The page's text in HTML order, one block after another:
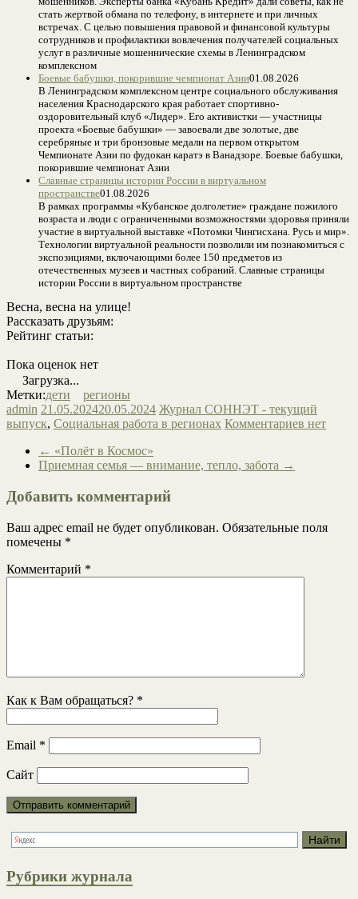
стать жертвой обмана по телефону, в интернете и при личных
встречах. С целью повышения правовой и финансовой культуры
сотрудников и профилактики вовлечения получателей социальных
услуг в различные мошеннические схемы в Ленинградском
комплексном
Боевые бабушки, покорившие чемпионат Азии01.08.2026
В Ленинградском комплексном центре социального обслуживания
населения Краснодарского края работает спортивно-
оздоровительный клуб «Лидер». Его активистки — участницы
проекта «Боевые бабушки» — завоевали две золотые, две
серебряные и три бронзовые медали на первом открытом
Чемпионате Азии по фудокан каратэ в Ванадзоре. Боевые бабушки,
покорившие чемпионат Азии
Славные страницы истории России в виртуальном
пространстве01.08.2026
В рамках программы «Кубанское долголетие» граждане пожилого
возраста и люди с ограниченными возможностями здоровья приняли
участие в виртуальной выставке «Потомки Чингисхана. Русь и мир».
Технологии виртуальной реальности позволили им познакомиться с
экспозициями, включающими более 150 предметов из
отечественных музеев и частных собраний. Славные страницы
истории России в виртуальном пространстве
Весна, весна на улице!
Рассказать друзьям:
Рейтинг статьи:
Пока оценок нет
Загрузка...
Метки:дети
регионы
admin 21.05.202420.05.2024 Журнал СОННЭТ - текущий
выпуск, Социальная работа в регионах Комментариев нет
← «Полёт в Космос»
Приемная семья — внимание, тепло, забота →
Добавить комментарий
Ваш адрес email не будет опубликован. Обязательные поля
помечены *
Комментарий *
Как к Вам обращаться? *
Email *
Сайт
Рубрики журнала